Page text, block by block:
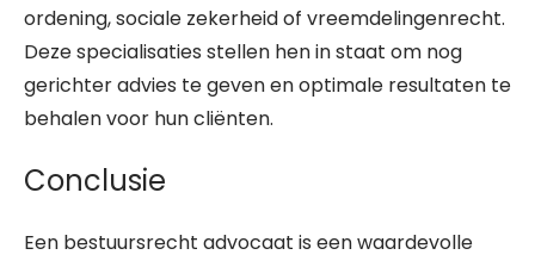
ordening, sociale zekerheid of vreemdelingenrecht.
Deze specialisaties stellen hen in staat om nog
gerichter advies te geven en optimale resultaten te
behalen voor hun cliënten.
Conclusie
Een bestuursrecht advocaat is een waardevolle